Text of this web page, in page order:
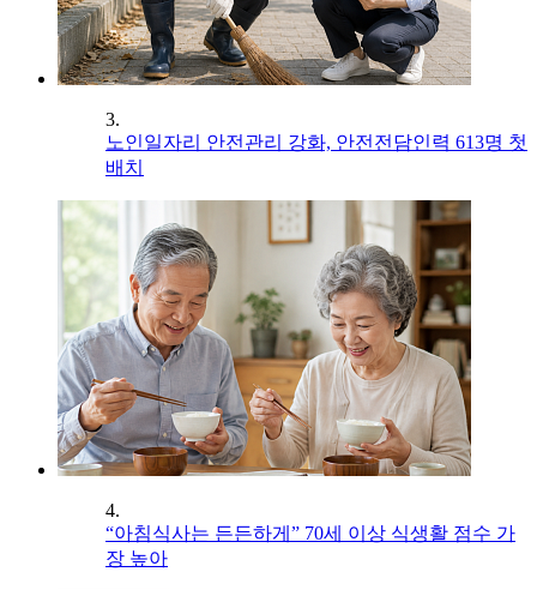
3.
노인일자리 안전관리 강화, 안전전담인력 613명 첫
배치
4.
“아침식사는 든든하게” 70세 이상 식생활 점수 가
장 높아